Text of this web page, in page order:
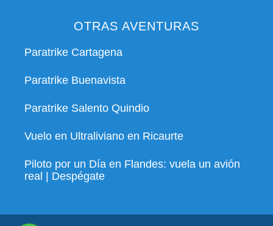
OTRAS AVENTURAS
Paratrike Cartagena
Paratrike Buenavista
Paratrike Salento Quindio
Vuelo en Ultraliviano en Ricaurte
Piloto por un Día en Flandes: vuela un avión
real | Despégate